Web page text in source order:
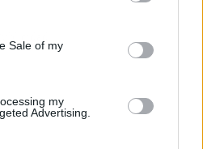
Sale of my
my
Advertising.